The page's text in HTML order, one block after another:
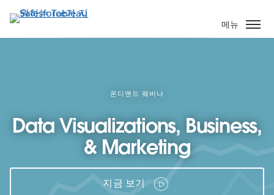
요
콘
메뉴
온디맨드 웨비나
Data Visualizations, Business,
& Marketing
지금 보기